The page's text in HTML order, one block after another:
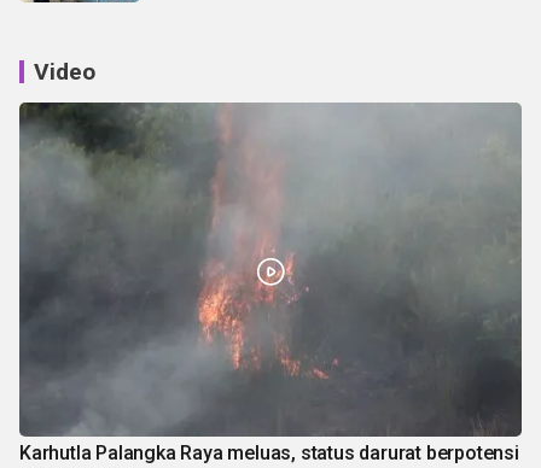
Video
Karhutla Palangka Raya meluas, status darurat berpotensi